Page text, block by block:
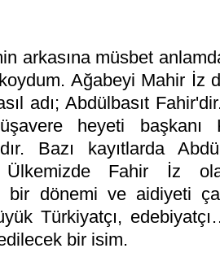
arkasına müsbet
Ağabeyi Mahir İz
adı; Abdülbasıt
heyeti başkanı
Bazı kayıtlarda
Ülkemizde Fahir İz
bir dönemi ve aidiyeti
Türkiyatçı,
bir isim.